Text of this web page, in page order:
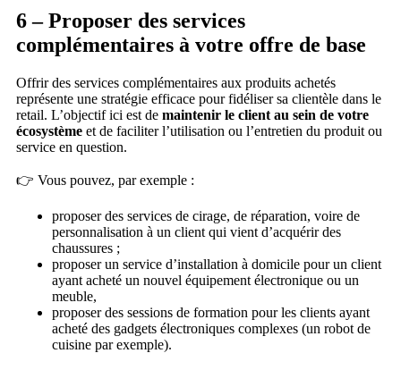
6 – Proposer des services
complémentaires à votre offre de base
Offrir des services complémentaires aux produits achetés
représente une stratégie efficace pour fidéliser sa clientèle dans le
retail. L’objectif ici est de maintenir le client au sein de votre
écosystème et de faciliter l’utilisation ou l’entretien du produit ou
service en question.
👉 Vous pouvez, par exemple :
proposer des services de cirage, de réparation, voire de
personnalisation à un client qui vient d’acquérir des
chaussures ;
proposer un service d’installation à domicile pour un client
ayant acheté un nouvel équipement électronique ou un
meuble,
proposer des sessions de formation pour les clients ayant
acheté des gadgets électroniques complexes (un robot de
cuisine par exemple).